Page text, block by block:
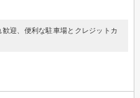
迎、便利な駐車場とクレジットカ